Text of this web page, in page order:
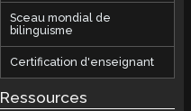
Sceau mondial de
bilinguisme
Certification d'enseignant
Ressources